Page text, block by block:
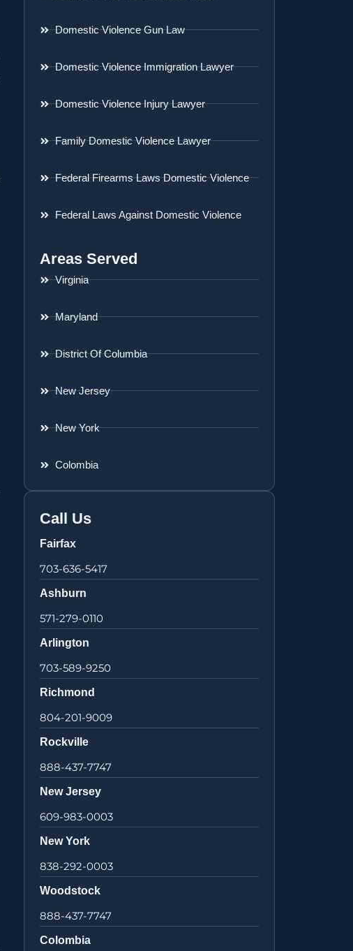
Domestic Violence Gun Law
Domestic Violence Immigration Lawyer
Domestic Violence Injury Lawyer
Family Domestic Violence Lawyer
Federal Firearms Laws Domestic Violence
Federal Laws Against Domestic Violence
Areas Served
Virginia
Maryland
District Of Columbia
New Jersey
New York
Colombia
Call Us
Fairfax
703-636-5417
Ashburn
571-279-0110
Arlington
703-589-9250
Richmond
804-201-9009
Rockville
888-437-7747
New Jersey
609-983-0003
New York
838-292-0003
Woodstock
888-437-7747
Colombia